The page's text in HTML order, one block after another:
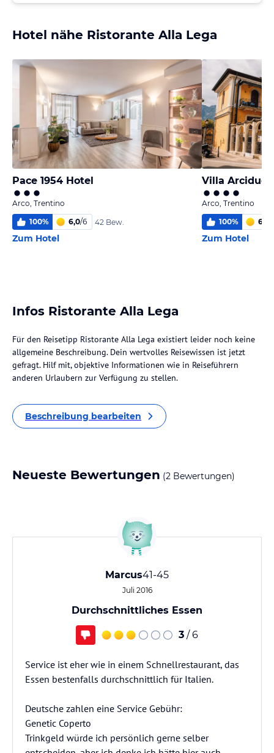
Hotel nähe Ristorante Alla Lega
Pace 1954 Hotel
Arco, Trentino
100% 6,0/6 42 Bew.
Zum Hotel
Villa
Arco, Trentino
100% 6,0
Zum Hotel
Infos Ristorante Alla Lega
Für den Reisetipp Ristorante Alla Lega existiert leider noch keine
allgemeine Beschreibung. Dein wertvolles Reisewissen ist jetzt
gefragt. Hilf mit, objektive Informationen wie in Reiseführern
anderen Urlaubern zur Verfügung zu stellen.
Beschreibung bearbeiten
Neueste Bewertungen (2 Bewertungen)
Marcus41-45
Juli 2016
Durchschnittliches Essen
3 / 6
Service ist eher wie in einem Schnellrestaurant, das
Essen bestenfalls durchschnittlich für Italien.
Deutsche zahlen eine Service Gebühr:
Genetic Coperto
Trinkgeld würde ich persönlich gerne selber